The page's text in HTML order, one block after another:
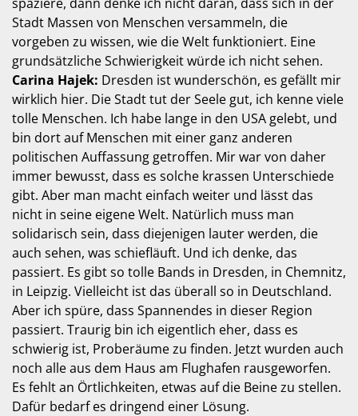
Stadt Massen von Menschen versammeln, die
vorgeben zu wissen, wie die Welt funktioniert. Eine
grundsätzliche Schwierigkeit würde ich nicht sehen.
Carina Hajek: Dresden ist wunderschön, es gefällt mir
wirklich hier. Die Stadt tut der Seele gut, ich kenne viele
tolle Menschen. Ich habe lange in den USA gelebt, und
bin dort auf Menschen mit einer ganz anderen
politischen Auffassung getroffen. Mir war von daher
immer bewusst, dass es solche krassen Unterschiede
gibt. Aber man macht einfach weiter und lässt das
nicht in seine eigene Welt. Natürlich muss man
solidarisch sein, dass diejenigen lauter werden, die
auch sehen, was schiefläuft. Und ich denke, das
passiert. Es gibt so tolle Bands in Dresden, in Chemnitz,
in Leipzig. Vielleicht ist das überall so in Deutschland.
Aber ich spüre, dass Spannendes in dieser Region
passiert. Traurig bin ich eigentlich eher, dass es
schwierig ist, Proberäume zu finden. Jetzt wurden auch
noch alle aus dem Haus am Flughafen rausgeworfen.
Es fehlt an Örtlichkeiten, etwas auf die Beine zu stellen.
Dafür bedarf es dringend einer Lösung.